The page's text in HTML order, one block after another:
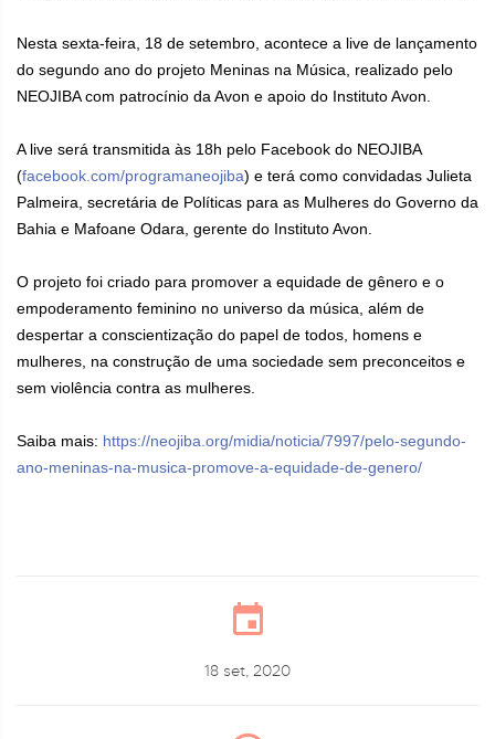
Nesta sexta-feira, 18 de setembro, acontece a live de lançamento
do segundo ano do projeto Meninas na Música, realizado pelo
NEOJIBA com patrocínio da Avon e apoio do Instituto Avon.
A live será transmitida às 18h pelo Facebook do NEOJIBA
(facebook.com/programaneojiba) e terá como convidadas Julieta
Palmeira, secretária de Políticas para as Mulheres do Governo da
Bahia e Mafoane Odara, gerente do Instituto Avon.
O projeto foi criado para promover a equidade de gênero e o
empoderamento feminino no universo da música, além de
despertar a conscientização do papel de todos, homens e
mulheres, na construção de uma sociedade sem preconceitos e
sem violência contra as mulheres.
Saiba mais: https://neojiba.org/midia/noticia/7997/pelo-segundo-
ano-meninas-na-musica-promove-a-equidade-de-genero/
18 set, 2020